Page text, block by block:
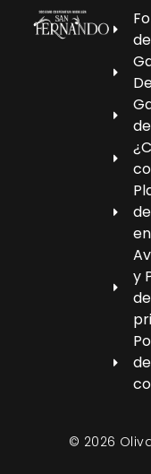
Olivarjona
AOVE de Arjona
de
y
de
de
© 2026